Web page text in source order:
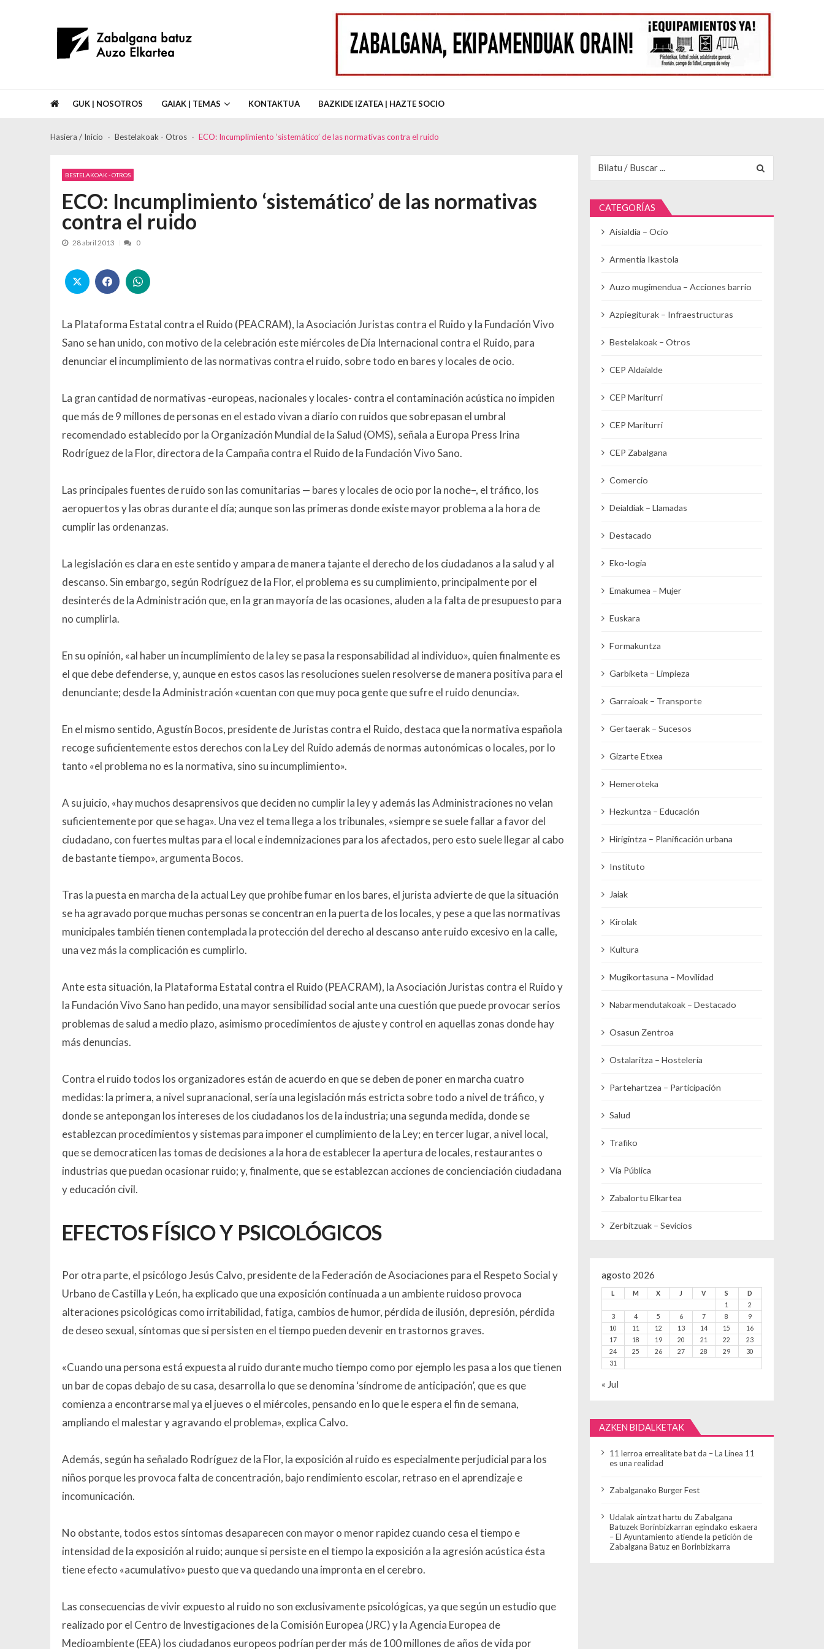
Asociación de Vecinos Zabalgana Batuz Auzo Elkartea
GUK | NOSOTROS GAIAK | TEMAS KONTAKTUA BAZKIDE IZATEA | HAZTE SOCIO
Hasiera / Inicio Bestelakoak - Otros ECO: Incumplimiento ‘sistemático’ de las normativas contra el ruido
BESTELAKOAK - OTROS
ECO: Incumplimiento ‘sistemático’ de las normativas
contra el ruido
28 abril 2013 0
La Plataforma Estatal contra el Ruido (PEACRAM), la Asociación Juristas contra el Ruido y la Fundación Vivo
Sano se han unido, con motivo de la celebración este miércoles de Día Internacional contra el Ruido, para
denunciar el incumplimiento de las normativas contra el ruido, sobre todo en bares y locales de ocio.
La gran cantidad de normativas -europeas, nacionales y locales- contra el contaminación acústica no impiden
que más de 9 millones de personas en el estado vivan a diario con ruidos que sobrepasan el umbral
recomendado establecido por la Organización Mundial de la Salud (OMS), señala a Europa Press Irina
Rodríguez de la Flor, directora de la Campaña contra el Ruido de la Fundación Vivo Sano.
Las principales fuentes de ruido son las comunitarias — bares y locales de ocio por la noche–, el tráfico, los
aeropuertos y las obras durante el día; aunque son las primeras donde existe mayor problema a la hora de
cumplir las ordenanzas.
La legislación es clara en este sentido y ampara de manera tajante el derecho de los ciudadanos a la salud y al
descanso. Sin embargo, según Rodríguez de la Flor, el problema es su cumplimiento, principalmente por el
desinterés de la Administración que, en la gran mayoría de las ocasiones, aluden a la falta de presupuesto para
no cumplirla.
En su opinión, «al haber un incumplimiento de la ley se pasa la responsabilidad al individuo», quien finalmente es
el que debe defenderse, y, aunque en estos casos las resoluciones suelen resolverse de manera positiva para el
denunciante; desde la Administración «cuentan con que muy poca gente que sufre el ruido denuncia».
En el mismo sentido, Agustín Bocos, presidente de Juristas contra el Ruido, destaca que la normativa española
recoge suficientemente estos derechos con la Ley del Ruido además de normas autonómicas o locales, por lo
tanto «el problema no es la normativa, sino su incumplimiento».
A su juicio, «hay muchos desaprensivos que deciden no cumplir la ley y además las Administraciones no velan
suficientemente por que se haga». Una vez el tema llega a los tribunales, «siempre se suele fallar a favor del
ciudadano, con fuertes multas para el local e indemnizaciones para los afectados, pero esto suele llegar al cabo
de bastante tiempo», argumenta Bocos.
Tras la puesta en marcha de la actual Ley que prohíbe fumar en los bares, el jurista advierte de que la situación
se ha agravado porque muchas personas se concentran en la puerta de los locales, y pese a que las normativas
municipales también tienen contemplada la protección del derecho al descanso ante ruido excesivo en la calle,
una vez más la complicación es cumplirlo.
Ante esta situación, la Plataforma Estatal contra el Ruido (PEACRAM), la Asociación Juristas contra el Ruido y
la Fundación Vivo Sano han pedido, una mayor sensibilidad social ante una cuestión que puede provocar serios
problemas de salud a medio plazo, asimismo procedimientos de ajuste y control en aquellas zonas donde hay
más denuncias.
Contra el ruido todos los organizadores están de acuerdo en que se deben de poner en marcha cuatro
medidas: la primera, a nivel supranacional, sería una legislación más estricta sobre todo a nivel de tráfico, y
donde se antepongan los intereses de los ciudadanos los de la industria; una segunda medida, donde se
establezcan procedimientos y sistemas para imponer el cumplimiento de la Ley; en tercer lugar, a nivel local,
que se democraticen las tomas de decisiones a la hora de establecer la apertura de locales, restaurantes o
industrias que puedan ocasionar ruido; y, finalmente, que se establezcan acciones de concienciación ciudadana
y educación civil.
EFECTOS FÍSICO Y PSICOLÓGICOS
Por otra parte, el psicólogo Jesús Calvo, presidente de la Federación de Asociaciones para el Respeto Social y
Urbano de Castilla y León, ha explicado que una exposición continuada a un ambiente ruidoso provoca
alteraciones psicológicas como irritabilidad, fatiga, cambios de humor, pérdida de ilusión, depresión, pérdida
de deseo sexual, síntomas que si persisten en el tiempo pueden devenir en trastornos graves.
«Cuando una persona está expuesta al ruido durante mucho tiempo como por ejemplo les pasa a los que tienen
un bar de copas debajo de su casa, desarrolla lo que se denomina ‘síndrome de anticipación’, que es que
comienza a encontrarse mal ya el jueves o el miércoles, pensando en lo que le espera el fin de semana,
ampliando el malestar y agravando el problema», explica Calvo.
Además, según ha señalado Rodríguez de la Flor, la exposición al ruido es especialmente perjudicial para los
niños porque les provoca falta de concentración, bajo rendimiento escolar, retraso en el aprendizaje e
incomunicación.
No obstante, todos estos síntomas desaparecen con mayor o menor rapidez cuando cesa el tiempo e
intensidad de la exposición al ruido; aunque si persiste en el tiempo la exposición a la agresión acústica ésta
tiene efecto «acumulativo» puesto que va quedando una impronta en el cerebro.
Las consecuencias de vivir expuesto al ruido no son exclusivamente psicológicas, ya que según un estudio que
realizado por el Centro de Investigaciones de la Comisión Europea (JRC) y la Agencia Europea de
Medioambiente (EEA) los ciudadanos europeos podrían perder más de 100 millones de años de vida por
CATEGORÍAS
Aisialdia – Ocio
Armentia Ikastola
Auzo mugimendua – Acciones barrio
Azpiegiturak – Infraestructuras
Bestelakoak – Otros
CEP Aldaialde
CEP Mariturri
CEP Mariturri
CEP Zabalgana
Comercio
Deialdiak – Llamadas
Destacado
Eko-logia
Emakumea – Mujer
Euskara
Formakuntza
Garbiketa – Limpieza
Garraioak – Transporte
Gertaerak – Sucesos
Gizarte Etxea
Hemeroteka
Hezkuntza – Educación
Hirigintza – Planificación urbana
Instituto
Jaiak
Kirolak
Kultura
Mugikortasuna – Movilidad
Nabarmendutakoak – Destacado
Osasun Zentroa
Ostalaritza – Hostelería
Partehartzea – Participación
Salud
Trafiko
Vía Pública
Zabalortu Elkartea
Zerbitzuak – Sevicios
agosto 2026
L M X J V S
D
1
2
3
4 5 6 7 8
9
10
11 12 13 14 15
16
17
18 19 20 21 22
23
24
25 26 27 28 29
30
31
« Jul
AZKEN BIDALKETAK
11 lerroa errealitate bat da – La Línea 11
es una realidad
Zabalganako Burger Fest
Udalak aintzat hartu du Zabalgana
Batuzek Borinbizkarran egindako eskaera
– El Ayuntamiento atiende la petición de
Zabalgana Batuz en Borinbizkarra